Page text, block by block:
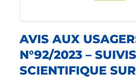
AVIS AUX
N°92/2023 – SUIVIS
SCIENTIFIQUE